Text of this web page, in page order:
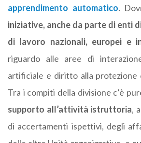
apprendimento automatico.
iniziative, anche da parte di enti
di lavoro nazionali, europei e
riguardo alle aree di
artificiale e diritto alla protezione
Tra i compiti della divisione c’è
supporto all’attività istruttoria,
di accertamenti ispettivi, degli